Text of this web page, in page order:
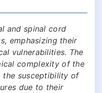
and spinal cord
emphasizing their
vulnerabilities. The
complexity of the
the susceptibility of
due to their